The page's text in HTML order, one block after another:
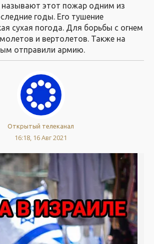
называют этот пожар одним из
годы. Его тушение
сухая погода. Для борьбы с огнем
и вертолетов. Также на
отправили армию.
Открытый телеканал
16:18, 16 Авг 2021